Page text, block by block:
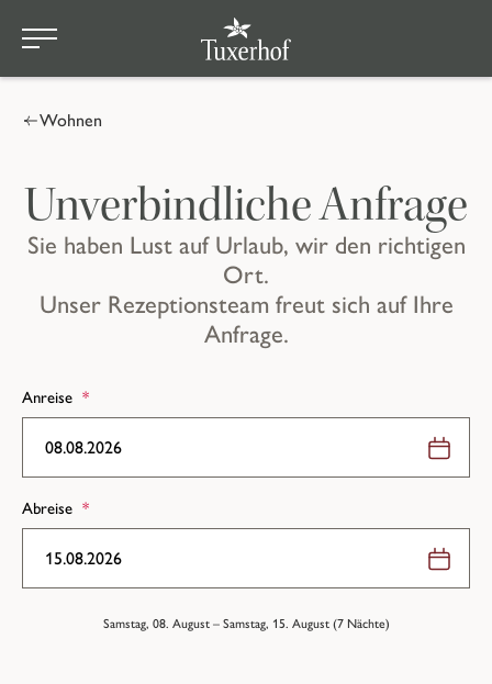
Wohnen
Sie haben Lust auf Urlaub, wir den richtigen
Ort.
Unser Rezeptionsteam freut sich auf Ihre
Anfrage.
Unverbindliche Anfrage
Anreise *
Abreise *
Samstag, 08. August– Samstag, 15. August(7 Nächte)